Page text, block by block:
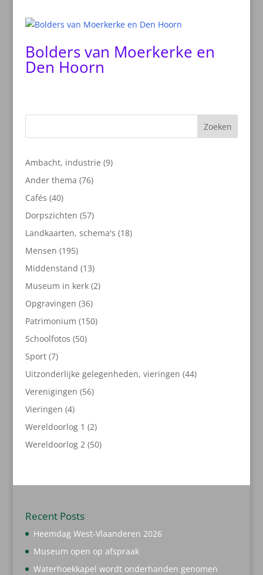
Bolders van Moerkerke en
Den Hoorn
Zoeken
Ambacht, industrie 99
Ander thema 7676
Cafés 4040
producten
Dorpszichten 5757
producten
Landkaarten, schema's 1818
Mensen 195195
producten
Middenstand 1313
producten
Museum in kerk 22
Opgravingen 3636
producten
Patrimonium 150150
Schoolfotos 5050
Sport 77
producten
Uitzonderlijke gelegenheden, vieringen 4444
Verenigingen 5656
Vieringen 44
producten
Wereldoorlog 1 22
producten
Wereldoorlog 2 5050
Recent Posts
Heemdag West-Vlaanderen 2026
Museum open op afspraak
Waterhoekkapel wordt onderhanden genomen